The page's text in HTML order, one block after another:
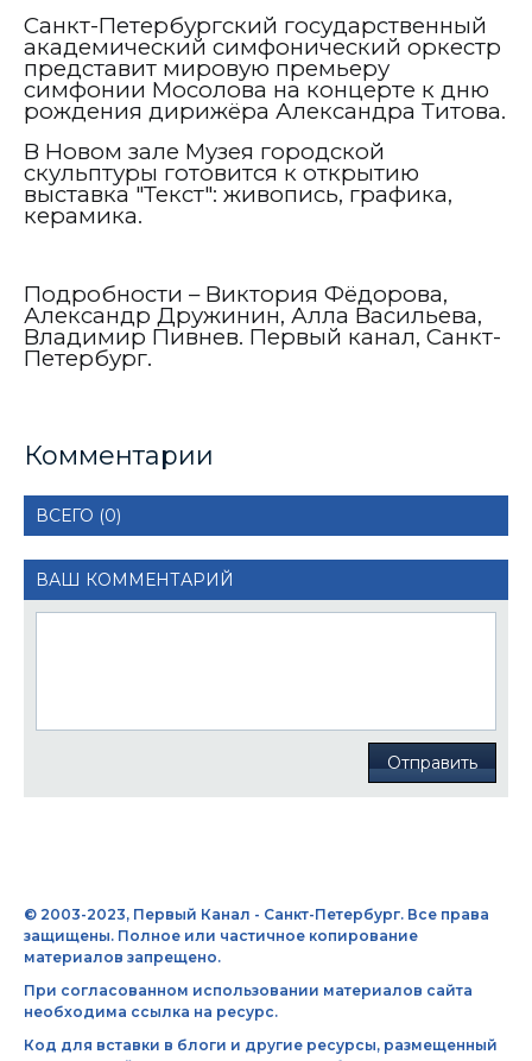
Санкт-Петербургский государственный
академический симфонический оркестр
представит мировую премьеру
симфонии Мосолова на концерте к дню
рождения дирижёра Александра Титова.
В Новом зале Музея городской
скульптуры готовится к открытию
выставка "Текст": живопись, графика,
керамика.
Подробности – Виктория Фёдорова,
Александр Дружинин, Алла Васильева,
Владимир Пивнев. Первый канал, Санкт-
Петербург.
Комментарии
ВСЕГО (0)
ВАШ КОММЕНТАРИЙ
Отправить
© 2003-2023, Первый Канал - Санкт-Петербург. Все права
защищены. Полное или частичное копирование
материалов запрещено.
При согласованном использовании материалов сайта
необходима ссылка на ресурс.
Код для вставки в блоги и другие ресурсы, размещенный